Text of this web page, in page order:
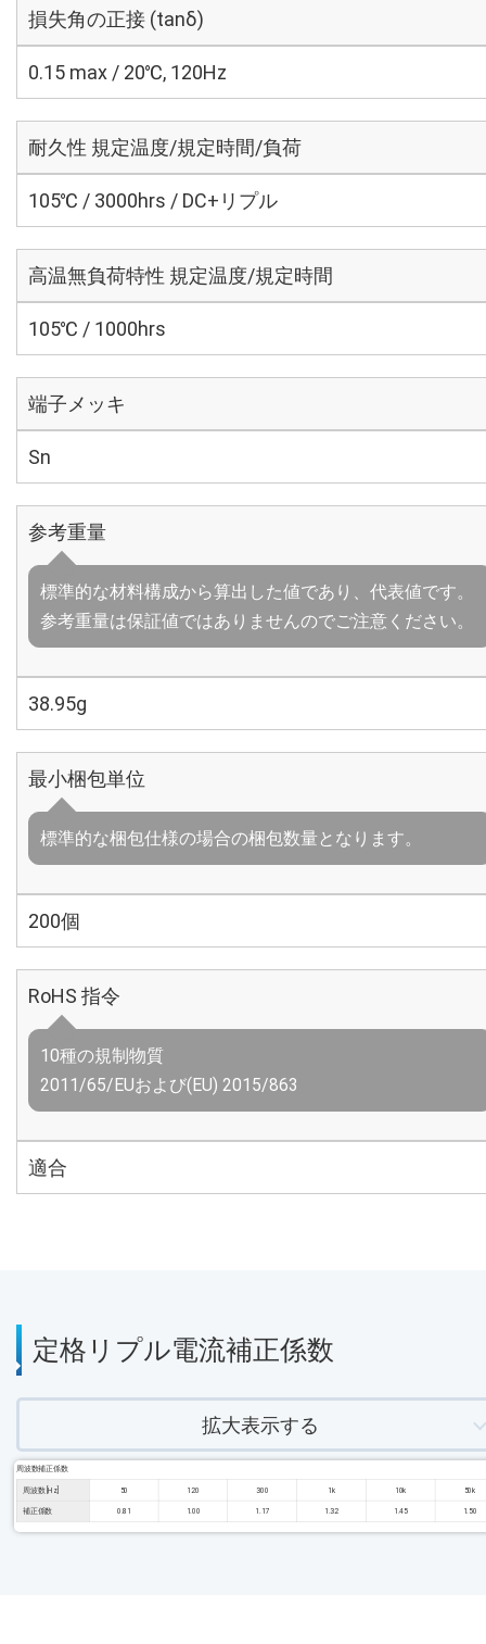
損失角の正接 (tanδ)
0.15 max / 20℃, 120Hz
耐久性 規定温度/規定時間/負荷
105℃ / 3000hrs / DC+リプル
高温無負荷特性 規定温度/規定時間
105℃ / 1000hrs
端子メッキ
Sn
参考重量
標準的な材料構成から算出した値であり、代表値です。
参考重量は保証値ではありませんのでご注意ください。
38.95g
最小梱包単位
標準的な梱包仕様の場合の梱包数量となります。
200個
RoHS 指令
10種の規制物質
2011/65/EUおよび(EU) 2015/863
適合
定格リプル電流補正係数
拡大表示する
周波数補正係数
周波数 [Hz] 50 120 300 1k 10k 50k
補正係数 0.81 1.00 1.17 1.32 1.45 1.50